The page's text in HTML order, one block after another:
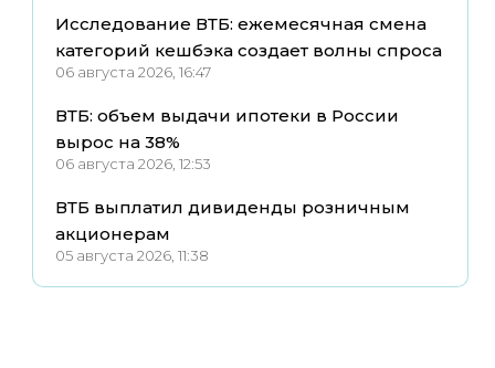
Исследование ВТБ: ежемесячная смена
категорий кешбэка создает волны спроса
06 августа 2026, 16:47
ВТБ: объем выдачи ипотеки в России
вырос на 38%
06 августа 2026, 12:53
ВТБ выплатил дивиденды розничным
акционерам
05 августа 2026, 11:38